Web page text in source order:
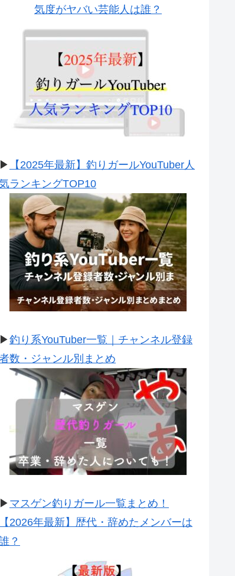
気度がヤバい芸能人は誰？
▶
【2025年最新】釣りガールYouTuber人
ランキングTOP10
▶釣り系YouTuber一覧｜チャンネル登録
数・ジャンル別まとめ
▶ マスゲン釣りガール一覧まとめ！
【2026年最新】歴代・辞めたメンバーは
？